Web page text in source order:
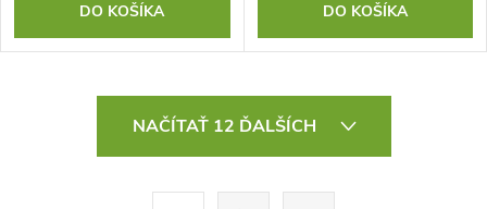
DO KOŠÍKA DO KOŠÍKA
NAČÍTAŤ 12 ĎALŠÍCH